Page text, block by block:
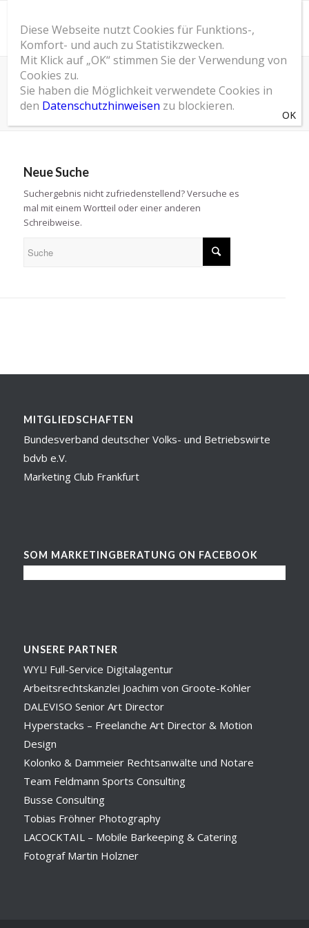
Bitte gib einen gültigen Suchbegriff ein um eine Suche
zu starten
Neue Suche
Suchergebnis nicht zufriedenstellend? Versuche es
mal mit einem Wortteil oder einer anderen
Schreibweise.
MITGLIEDSCHAFTEN
Bundesverband deutscher Volks- und Betriebswirte
bdvb e.V.
Marketing Club Frankfurt
SOM MARKETINGBERATUNG ON FACEBOOK
UNSERE PARTNER
WYL! Full-Service Digitalagentur
Arbeitsrechtskanzlei Joachim von Groote-Kohler
DALEVISO Senior Art Director
Hyperstacks – Freelanche Art Director & Motion
Design
Kolonko & Dammeier Rechtsanwälte und Notare
Team Feldmann Sports Consulting
Busse Consulting
Tobias Fröhner Photography
LACOCKTAIL – Mobile Barkeeping & Catering
Fotograf Martin Holzner
Diese Webseite nutzt Cookies für Funktions-,
Komfort- und auch zu Statistikzwecken.
Mit Klick auf „OK“ stimmen Sie der Verwendung von
Cookies zu.
Sie haben die Möglichkeit verwendete Cookies in
den Datenschutzhinweisen zu blockieren.